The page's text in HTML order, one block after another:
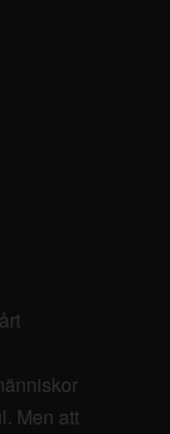
Men att